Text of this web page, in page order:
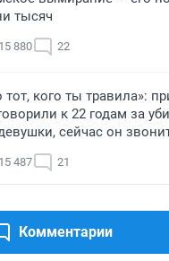
Комментарии
тысяч
15 880 22
тот, кого ты травила»:
к 22 годам за
сейчас он
15 487 21
нового